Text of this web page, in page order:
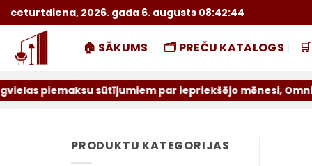
Skip
to
content
ceturtdiena, 2026. gada 6. augusts 08:42:45
🏠 SĀKUMS 🗂️ PREČU KATALOGS
sūtījumiem par iepriekšējo mēnesi, Omniva
PRODUKTU KATEGORIJAS